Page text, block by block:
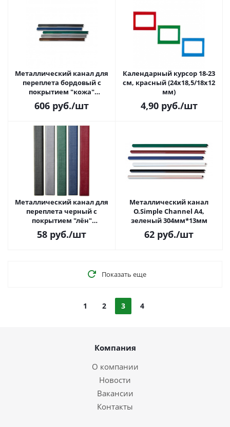
Металлический канал для
переплета бордовый с
покрытием "кожа"
304мм*20мм, 10шт.
606 руб./шт
Календарный курсор 18-23
см, красный (24х18,5/18х12
мм)
4,90руб./шт
Металлический канал для
переплета черный с
покрытием "лён"
304мм*16мм
58 руб./шт
Металлический канал
O.Simple Channel А4,
зеленый 304мм*13мм
62 руб./шт
Показать еще
1 2 3 4
Компания
О компании
Новости
Вакансии
Контакты